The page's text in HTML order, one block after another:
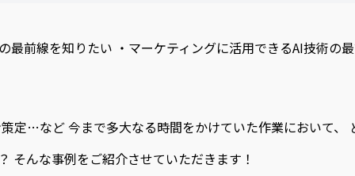
前線を知りたい ・マーケティングに活用できるAI技術の
…など 今まで多大なる時間をかけていた作業において、
そんな事例をご紹介させていただきます！